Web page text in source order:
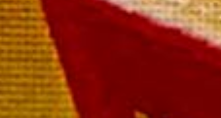
Livraison sous 72 heures
Livraison offerte à partir de
Rosé de Mailly